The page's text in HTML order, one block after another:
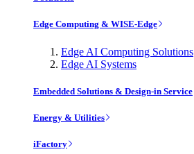
Edge Computing & WISE-Edge
Edge AI Computing Solutions
Edge AI Systems
Embedded Solutions & Design-in Service
Energy & Utilities
iFactory